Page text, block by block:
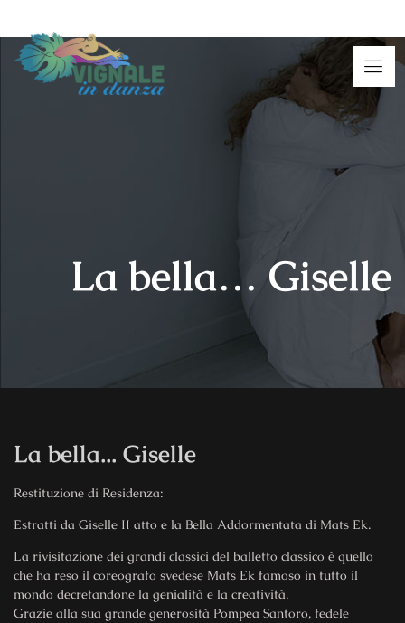
La bella… Giselle
La bella... Giselle
Restituzione di Residenza:
Estratti da Giselle II atto e la Bella Addormentata di Mats Ek.
La rivisitazione dei grandi classici del balletto classico è quello
che ha reso il coreografo svedese Mats Ek famoso in tutto il
mondo decretandone la genialità e la creatività.
Grazie alla sua grande generosità Pompea Santoro, fedele